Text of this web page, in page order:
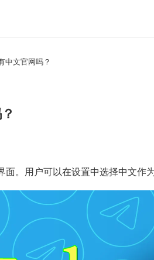
中文官网吗？
。用户可以在设置中选择中文作